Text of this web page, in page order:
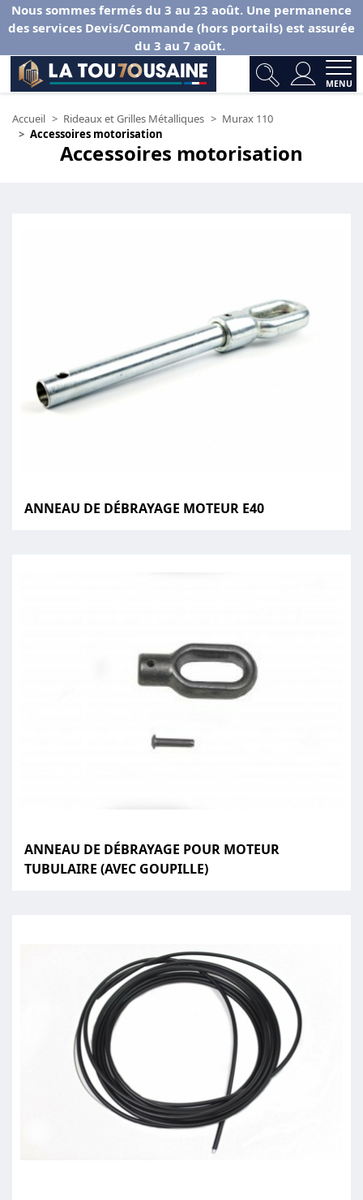
Nous sommes fermés du 3 au 23 août. Une permanence
des services Devis/Commande (hors portails) est assurée
du 3 au 7 août.
MENU
Accueil Rideaux et Grilles Métalliques
Murax 110
Accessoires motorisation
Accessoires motorisation
ANNEAU DE DÉBRAYAGE MOTEUR E40
ANNEAU DE DÉBRAYAGE POUR MOTEUR
TUBULAIRE (AVEC GOUPILLE)